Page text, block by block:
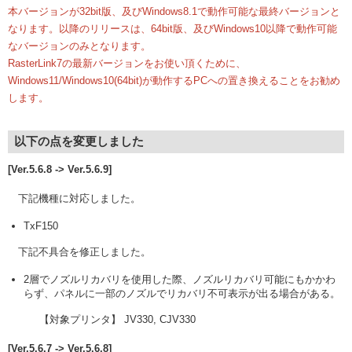
本バージョンが32bit版、及びWindows8.1で動作可能な最終バージョンと
なります。以降のリリースは、64bit版、及びWindows10以降で動作可能
なバージョンのみとなります。
RasterLink7の最新バージョンをお使い頂くために、
Windows11/Windows10(64bit)が動作するPCへの置き換えることをお勧め
します。
以下の点を変更しました
[Ver.5.6.8 -> Ver.5.6.9]
下記機種に対応しました。
TxF150
下記不具合を修正しました。
2層でノズルリカバリを使用した際、ノズルリカバリ可能にもかかわ
らず、パネルに一部のノズルでリカバリ不可表示が出る場合がある。
【対象プリンタ】 JV330, CJV330
[Ver.5.6.7 -> Ver.5.6.8]